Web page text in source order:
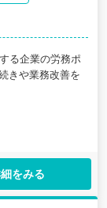
る企業の労務ポ
きや業務改善を
をみる